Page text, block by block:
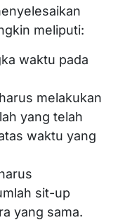
meliputi:
waktu pada
melakukan
yang telah
waktu yang
sit-up
yang sama.